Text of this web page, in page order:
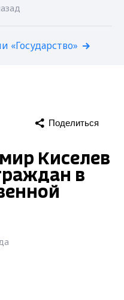
«Государство»
Поделиться
Киселев
в